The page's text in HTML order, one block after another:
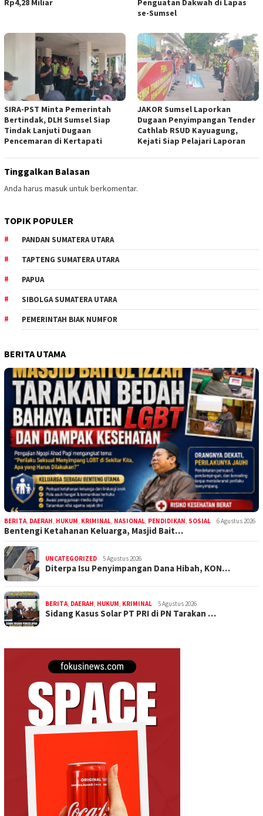
Rp4,28 Miliar
Penguatan Dakwah di Lapas
se-Sumsel
SIRA-PST Minta Pemerintah
Bertindak, DLH Sumsel Siap
Tindak Lanjuti Dugaan
Pencemaran di Kertapati
JAKOR Sumsel Laporkan
Dugaan Penyimpangan Tender
Cathlab RSUD Kayuagung,
Kejati Siap Pelajari Laporan
Tinggalkan Balasan
Anda harus masukuntuk berkomentar.
TOPIK POPULER
PANDAN SUMATERA UTARA
TAPTENG SUMATERA UTARA
PAPUA
SIBOLGA SUMATERA UTARA
PEMERINTAH BIAK NUMFOR
BERITA UTAMA
BERITA DAERAH HUKUM KRIMINAL NASIONAL PENDIDIKAN SOSIAL 6 Agustus 2026
Bentengi Ketahanan Keluarga, Masjid Bait…
UNCATEGORIZED 5 Agustus 2026
Diterpa Isu Penyimpangan Dana Hibah, KON…
BERITA DAERAH HUKUM KRIMINAL 5 Agustus 2026
Sidang Kasus Solar PT PRI di PN Tarakan …